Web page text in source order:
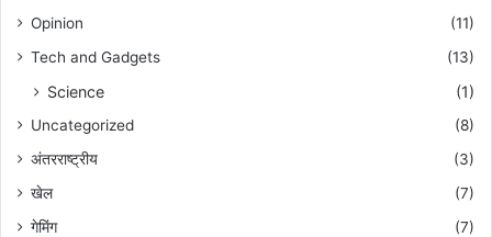
Opinion
(11)
Tech and Gadgets
(13)
Science (1)
Uncategorized
(8)
अंतरराष्ट्रीय
(3)
खेल
(7)
गेमिंग
(7)